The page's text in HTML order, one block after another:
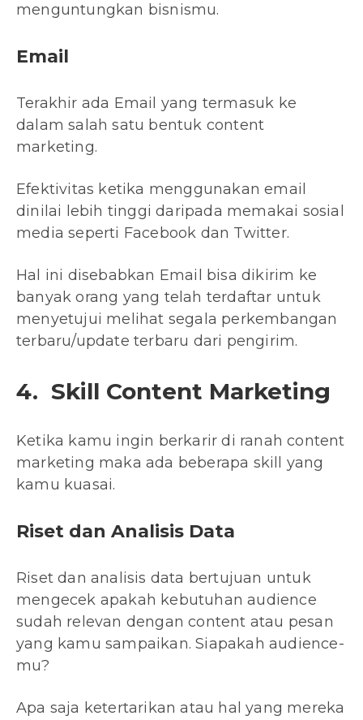
menguntungkan bisnismu.
Email
Terakhir ada Email yang termasuk ke
dalam salah satu bentuk content
marketing.
Efektivitas ketika menggunakan email
dinilai lebih tinggi daripada memakai sosial
media seperti Facebook dan Twitter.
Hal ini disebabkan Email bisa dikirim ke
banyak orang yang telah terdaftar untuk
menyetujui melihat segala perkembangan
terbaru/update terbaru dari pengirim.
4. Skill Content Marketing
Ketika kamu ingin berkarir di ranah content
marketing maka ada beberapa skill yang
kamu kuasai.
Riset dan Analisis Data
Riset dan analisis data bertujuan untuk
mengecek apakah kebutuhan audience
sudah relevan dengan content atau pesan
yang kamu sampaikan. Siapakah audience-
mu?
Apa saja ketertarikan atau hal yang mereka